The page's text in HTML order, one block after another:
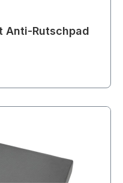
Anti-Rutschpad